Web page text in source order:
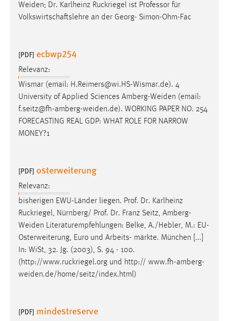
Weiden; Dr. Karlheinz Ruckriegel ist Professor für
Volkswirtschaftslehre an der Georg- Simon-Ohm-Fac
[PDF] ecbwp254
Relevanz:
Wismar (email: H.Reimers@wi.HS-Wismar.de). 4
University of Applied Sciences Amberg-Weiden (email:
f.seitz@fh-amberg-weiden.de). WORKING PAPER NO. 254
FORECASTING REAL GDP: WHAT ROLE FOR NARROW
MONEY?1
[PDF] osterweiterung
Relevanz:
bisherigen EWU-Länder liegen. Prof. Dr. Karlheinz
Ruckriegel, Nürnberg/ Prof. Dr. Franz Seitz, Amberg-
Weiden Literaturempfehlungen: Belke, A./Hebler, M.: EU-
Osterweiterung, Euro und Arbeits- märkte. München [...]
In: WiSt, 32. Jg. (2003), S. 94 - 100.
(http://www.ruckriegel.org und http:// www.fh-amberg-
weiden.de/home/seitz/index.html)
[PDF] mindestreserve